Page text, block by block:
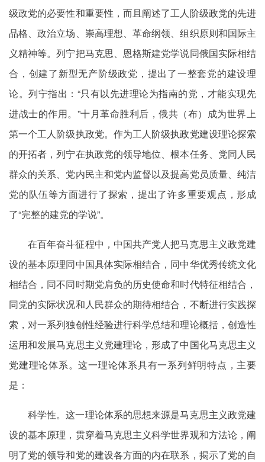
级政党的必要性和重要性，而且阐述了工人阶级政党的先进
品格、政治立场、崇高理想、革命纲领、组织原则和国际主
义精神等。列宁把马克思、恩格斯建党学说同俄国实际相结
合，创建了新型无产阶级政党，提出了一整套党的建设理
论。列宁指出：“只有以先进理论为指南的党，才能实现先
进战士的作用。”十月革命胜利后，俄共（布）成为世界上
第一个工人阶级执政党。作为工人阶级执政党建设理论探索
的开拓者，列宁在执政党的领导地位、根本任务、党同人民
群众的关系、党内民主和党内监督以及提高党员质量、纯洁
党的队伍等方面进行了探索，提出了许多重要观点，形成
了“完整的建党的学说”。
在百年奋斗征程中，中国共产党人把马克思主义政党建
设的基本原理同中国具体实际相结合，同中华优秀传统文化
相结合，同不同时期党肩负的历史使命和时代特征相结合，
同党的实际状况和人民群众的期待相结合，不断进行实践探
索，对一系列独创性经验进行科学总结和理论概括，创造性
运用和发展马克思主义党建理论，形成了中国化马克思主义
党建理论体系。这一理论体系具有一系列鲜明特点，主要
是：
科学性。这一理论体系的思想来源是马克思主义政党建
设的基本原理，贯穿着马克思主义科学世界观和方法论，阐
明了党的领导和党的建设各方面的内在联系，揭示了党的自